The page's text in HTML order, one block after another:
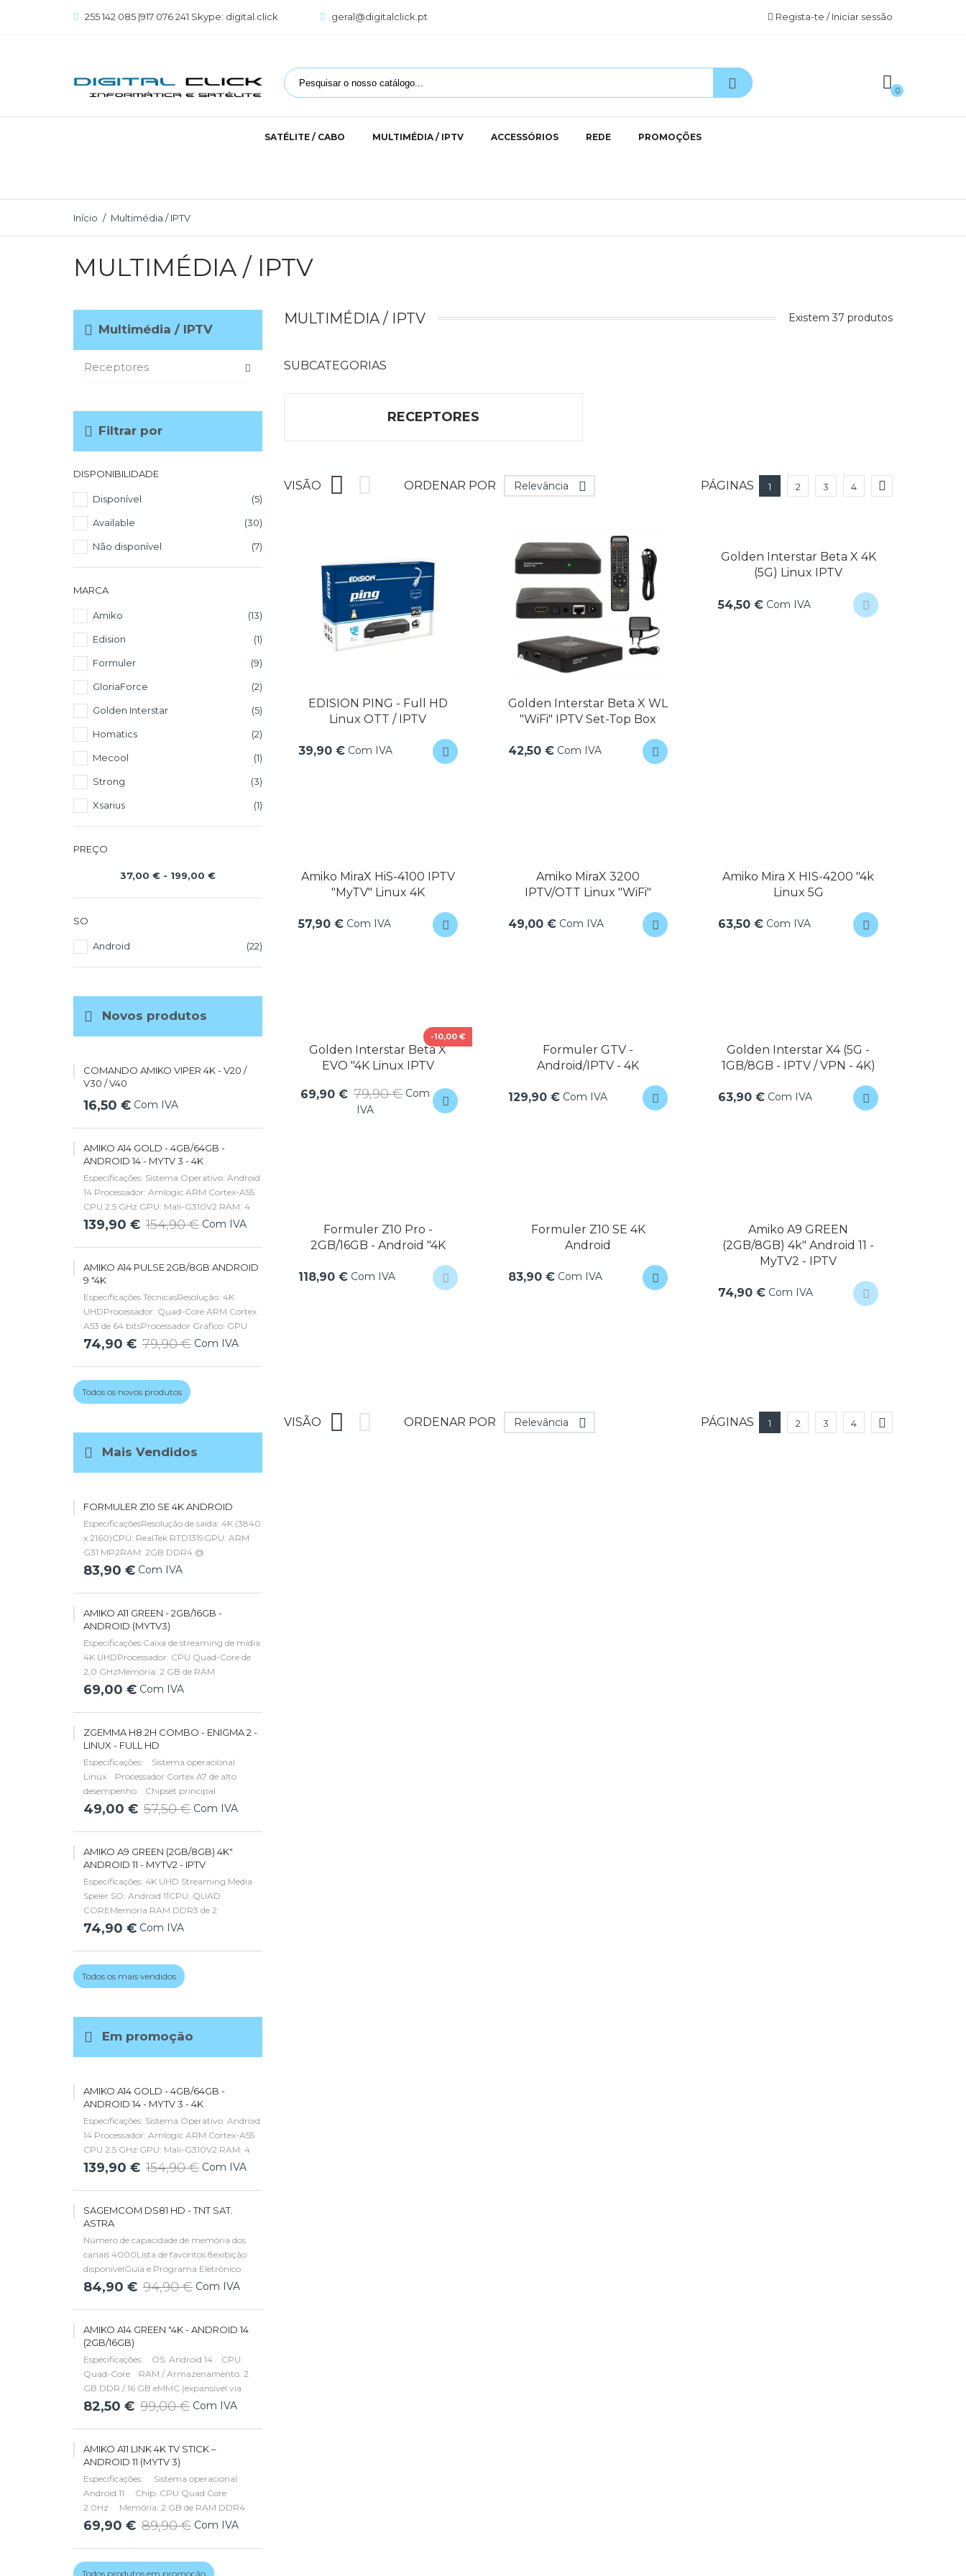
255 142 085 |917 076 241 Skype: digital.click geral@digitalclick.pt Regista-te / Iniciar sessão
0
SATÉLITE / CABO MULTIMÉDIA / IPTV ACCESSÓRIOS REDE PROMOÇÕES
Início Multimédia / IPTV
MULTIMÉDIA / IPTV
Multimédia / IPTV
Receptores
Filtrar por
DISPONIBILIDADE
Disponível (5)
Available (30)
Não disponível (7)
MARCA
Amiko (13)
Edision (1)
Formuler (9)
GloriaForce (2)
Golden Interstar (5)
Homatics (2)
Mecool (1)
Strong (3)
Xsarius (1)
PREÇO
37,00 € - 199,00 €
SO
Android (22)
Novos produtos
COMANDO AMIKO VIPER 4K - V20 /
V30 / V40
16,50 € Com IVA
AMIKO A14 GOLD - 4GB/64GB -
ANDROID 14 - MYTV 3 - 4K
Especificações: Sistema Operativo: Android
14 Processador: Amlogic ARM Cortex-A55
CPU 2.5 GHz GPU: Mali-G310V2 RAM: 4
GB Armazenamento: 64 GB Vídeo
bit HEVC and AVS+ Áudio Suportado:
DMP3/WMA/AAC,...
139,90 € 154,90 € Com IVA
AMIKO A14 PULSE 2GB/8GB ANDROID
9 "4K
Especificações TécnicasResolução: 4K
UHDProcessador: Quad-Core ARM Cortex
A53 de 64 bitsProcessador Gráfico: GPU
ARM G31 MP2MemóriaRAM: 2 GB
FlashExpansível via microSDTecnologia de
ImagemHDR10+DDTHLGHEVC Advanced
(H....
74,90 € 79,90 € Com IVA
Todos os novos produtos
Mais Vendidos
FORMULER Z10 SE 4K ANDROID
EspecificaçõesResolução de saída: 4K (3840
x 2160)CPU: RealTek RTD1319GPU: ARM
G31 MP2RAM: 2GB DDR4 @
2400MHzArmazenamento: 4GB
10RedeSem fio: 2.4G 1T1REthernet:
100MDecodificadorDecodificador de vídeo:
4K@60fps,...
83,90 € Com IVA
AMIKO A11 GREEN - 2GB/16GB -
ANDROID (MYTV3)
Especificações:Caixa de streaming de mídia
4K UHDProcessador: CPU Quad-Core de
2,0 GHzMemória: 2 GB de RAM
DDRArmazenamento: 16 GB de memória
11Resolução de saída: 4K (3840 x
2160)Resoluções suportadas:...
69,00 € Com IVA
ZGEMMA H8.2H COMBO - ENIGMA 2 -
LINUX - FULL HD
Especificações: Sistema operacional
Linux Processador Cortex A7 de alto
desempenho Chipset principal
Hi3716MV431 Mais de 4.10x kernel linux
T2/C integrado Flash NAND de 512 MB 1
x USB 2.0...
49,00 € 57,50 € Com IVA
AMIKO A9 GREEN (2GB/8GB) 4K"
ANDROID 11 - MYTV2 - IPTV
Especificações: 4K UHD Streaming Media
Speler SO: Android 11CPU: QUAD
COREMemória RAM DDR3 de 2
GBMemória 8GB Flash Decodificador: 4K
LAN Ethernet Conexão infravermelhos
(incluindo o olho do receptor IR) 1x USB...
74,90 € Com IVA
Todos os mais vendidos
Em promoção
AMIKO A14 GOLD - 4GB/64GB -
ANDROID 14 - MYTV 3 - 4K
Especificações: Sistema Operativo: Android
14 Processador: Amlogic ARM Cortex-A55
CPU 2.5 GHz GPU: Mali-G310V2 RAM: 4
GB Armazenamento: 64 GB Vídeo
bit HEVC and AVS+ Áudio Suportado:
DMP3/WMA/AAC,...
139,90 € 154,90 € Com IVA
SAGEMCOM DS81 HD - TNT SAT.
ASTRA
Número de capacidade de memória dos
canais 4000Lista de favoritos 8exibição
disponívelGuia e Programa Eletrônico
(EPG) disponíveisFunção do programador
USBteletexto disponívelLegenda e faixa de
áudio multilíngue...
84,90 € 94,90 € Com IVA
AMIKO A14 GREEN "4K - ANDROID 14
(2GB/16GB)
Especificações: OS: Android 14 CPU:
Quad-Core RAM / Armazenamento: 2
GB DDR / 16 GB eMMC (expansível via
microSD) Vídeo: 4K@60, AV1,
de banda dupla 2T2R (2.4/5 GHz), LAN
de 100 Mbps...
82,50 € 99,00 € Com IVA
AMIKO A11 LINK 4K TV STICK –
ANDROID 11 (MYTV 3)
Especificações: Sistema operacional:
Android 11 Chip: CPU Quad Core
2.0Hz Memória: 2 GB de RAM DDR4
Armazenamento: memória flash de 16
8K a 30fps Suporte: MyTV3, Widevine
Nível 1, AV1...
69,90 € 89,90 € Com IVA
Todos produtos em promoção
MULTIMÉDIA / IPTV Existem 37 produtos
SUBCATEGORIAS
RECEPTORES
VISÃO   ORDENAR POR Relevância  PÁGINAS 1 2 3 4 
EDISION PING - Full HD
Linux OTT / IPTV
39,90 €Com IVA
Golden Interstar Beta X WL
"WiFi" IPTV Set-Top Box
42,50 €Com IVA
Golden Interstar Beta X 4K
(5G) Linux IPTV
54,50 € Com IVA
Amiko MiraX HiS-4100 IPTV
"MyTV" Linux 4K
57,90 €Com IVA
Amiko MiraX 3200
IPTV/OTT Linux "WiFi"
49,00 €Com IVA
Amiko Mira X HIS-4200 "4k
Linux 5G
63,50 € Com IVA
-10,00 €
Golden Interstar Beta X
EVO "4K Linux IPTV
69,90 € 79,90 €Com
IVA
Formuler GTV -
Android/IPTV - 4K
129,90 €Com IVA
Golden Interstar X4 (5G -
1GB/8GB - IPTV / VPN - 4K)
63,90 € Com IVA
Formuler Z10 Pro -
2GB/16GB - Android "4K
118,90 €Com IVA
Formuler Z10 SE 4K
Android
83,90 €Com IVA
Amiko A9 GREEN
(2GB/8GB) 4k" Android 11 -
MyTV2 - IPTV
74,90 € Com IVA
VISÃO   ORDENAR POR Relevância  PÁGINAS 1 2 3 4 